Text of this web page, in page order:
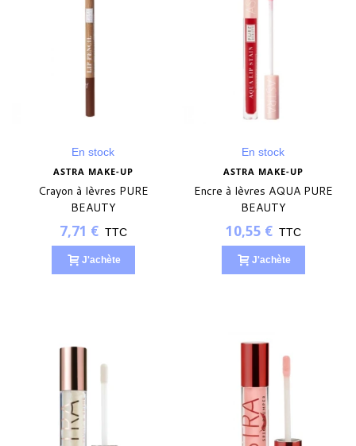
En stock
ASTRA MAKE-UP
Crayon à lèvres PURE
BEAUTY
7,71 € TTC
J'achète
En stock
ASTRA MAKE-UP
Encre à lèvres AQUA PURE
BEAUTY
10,55 € TTC
J'achète